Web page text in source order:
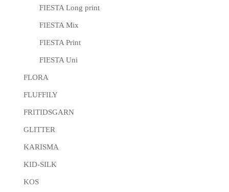
FIESTA Long print
FIESTA Mix
FIESTA Print
FIESTA Uni
FLORA
FLUFFILY
FRITIDSGARN
GLITTER
KARISMA
KID-SILK
KOS